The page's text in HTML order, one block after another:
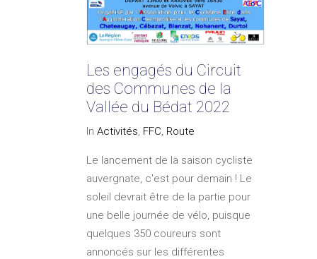
Les engagés du Circuit
des Communes de la
Vallée du Bédat 2022
In Activités, FFC, Route
Le lancement de la saison cycliste
auvergnate, c'est pour demain ! Le
soleil devrait être de la partie pour
une belle journée de vélo, puisque
quelques 350 coureurs sont
annoncés sur les différentes